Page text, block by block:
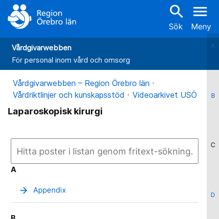
search
Sök
menu
Meny
Vårdgivarwebben
För personal inom vård och omsorg
Vårdgivarwebben – Region Örebro län
Vårdriktlinjer och kunskapsstöd
Videoarkivet USÖ
Laparoskopisk kirurgi
A
B
C
D
A
arrow_forward Appendix